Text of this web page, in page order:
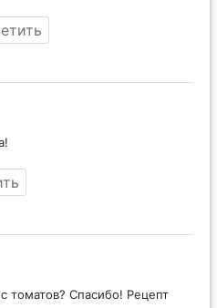
томатов? Спасибо! Рецепт